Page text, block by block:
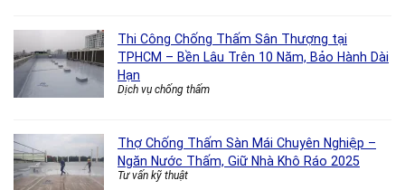
Thi Công Chống Thấm Sân Thượng tại
TPHCM – Bền Lâu Trên 10 Năm, Bảo Hành Dài
Hạn
Dịch vụ chống thấm
Thợ Chống Thấm Sàn Mái Chuyên Nghiệp –
Ngăn Nước Thấm, Giữ Nhà Khô Ráo 2025
Tư vấn kỹ thuật